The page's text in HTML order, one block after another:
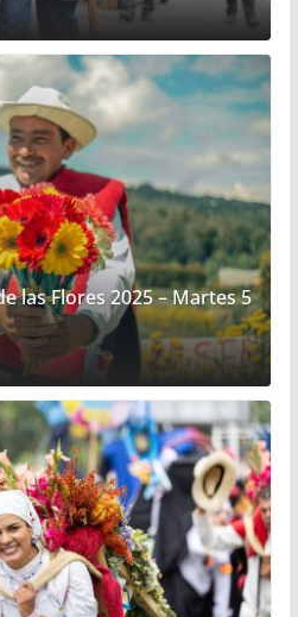
las Flores 2025 – Martes 5